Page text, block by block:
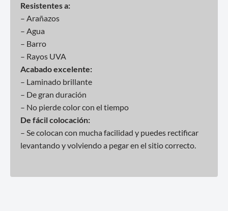
Resistentes a:
– Arañazos
– Agua
– Barro
– Rayos UVA
Acabado excelente:
– Laminado brillante
– De gran duración
– No pierde color con el tiempo
De fácil colocación:
– Se colocan con mucha facilidad y puedes rectificar
levantando y volviendo a pegar en el sitio correcto.